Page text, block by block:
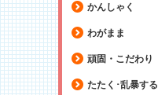
かんしゃく
わがまま
頑固・こだわり
たたく･乱暴する